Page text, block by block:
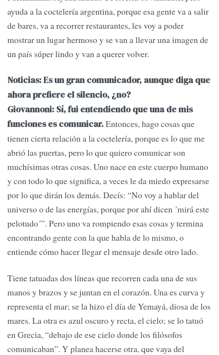
ayuda a la coctelería argentina, porque esa gente va a salir
de bares, va a recorrer restaurantes, les voy a poder
mostrar un lugar hermoso y se van a llevar una imagen de
un país súper lindo y van a querer volver.
Noticias: Es un gran comunicador, aunque diga que
ahora prefiere el silencio, ¿no?
Giovannoni: Sí, fui entendiendo que una de mis
funciones es comunicar.Entonces, hago cosas que
tienen cierta relación a la coctelería, porque es lo que me
abrió las puertas, pero lo que quiero comunicar son
muchísimas otras cosas. Uno nace en este cuerpo humano
y con todo lo que significa, a veces le da miedo expresarse
por lo que dirán los demás. Decís: “No voy a hablar del
universo o de las energías, porque por ahí dicen ´mirá este
pelotudo´”. Pero uno va rompiendo esas cosas y termina
encontrando gente con la que habla de lo mismo, o
entiende cómo hacer llegar el mensaje desde otro lado.
Tiene tatuadas dos líneas que recorren cada una de sus
manos y brazos y se juntan en el corazón. Una es curva y
representa el mar; se la hizo el día de Yemayá, diosa de los
mares. La otra es azul oscuro y recta, el cielo; se lo tatuó
en Grecia, “debajo de ese cielo donde los filósofos
comunicaban”. Y planea hacerse otra, que vaya del